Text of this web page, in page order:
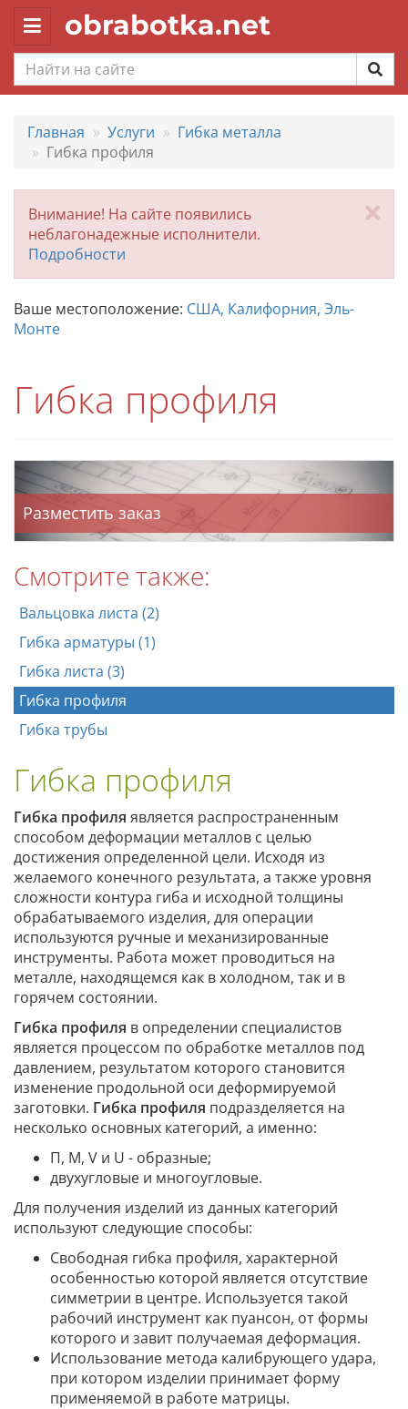
Toggle
navigation
obrabotka.net
Главная Услуги
Гибка металла
Гибка профиля
Внимание! На сайте появились
неблагонадежные исполнители.
Подробности
Ваше местоположение: США, Калифорния, Эль-
Монте
Гибка профиля
Разместить заказ
Смотрите также:
Вальцовка листа (2)
Гибка арматуры (1)
Гибка листа (3)
Гибка профиля
Гибка трубы
Гибка профиля
Гибка профиля является распространенным
способом деформации металлов с целью
достижения определенной цели. Исходя из
желаемого конечного результата, а также уровня
сложности контура гиба и исходной толщины
обрабатываемого изделия, для операции
используются ручные и механизированные
инструменты. Работа может проводиться на
металле, находящемся как в холодном, так и в
горячем состоянии.
Гибка профиля в определении специалистов
является процессом по обработке металлов под
давлением, результатом которого становится
изменение продольной оси деформируемой
заготовки. Гибка профиля подразделяется на
несколько основных категорий, а именно:
П, М, V и U - образные;
двухугловые и многоугловые.
Для получения изделий из данных категорий
используют следующие способы:
Свободная гибка профиля, характерной
особенностью которой является отсутствие
симметрии в центре. Используется такой
рабочий инструмент как пуансон, от формы
которого и завит получаемая деформация.
Использование метода калибрующего удара,
при котором изделии принимает форму
применяемой в работе матрицы.